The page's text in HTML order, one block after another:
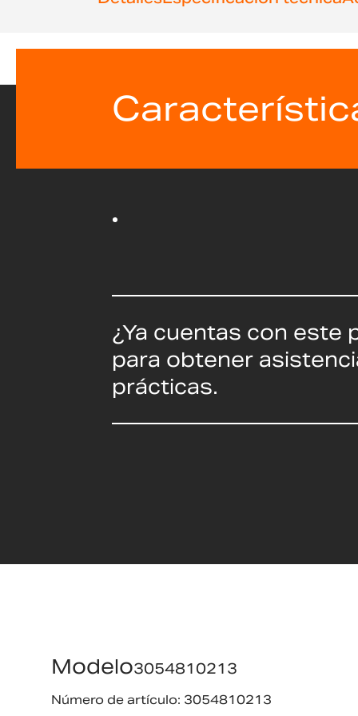
¿Ya cuentas con este
para obtener
prácticas.
Modelo3054810213
Número de artículo: 3054810213